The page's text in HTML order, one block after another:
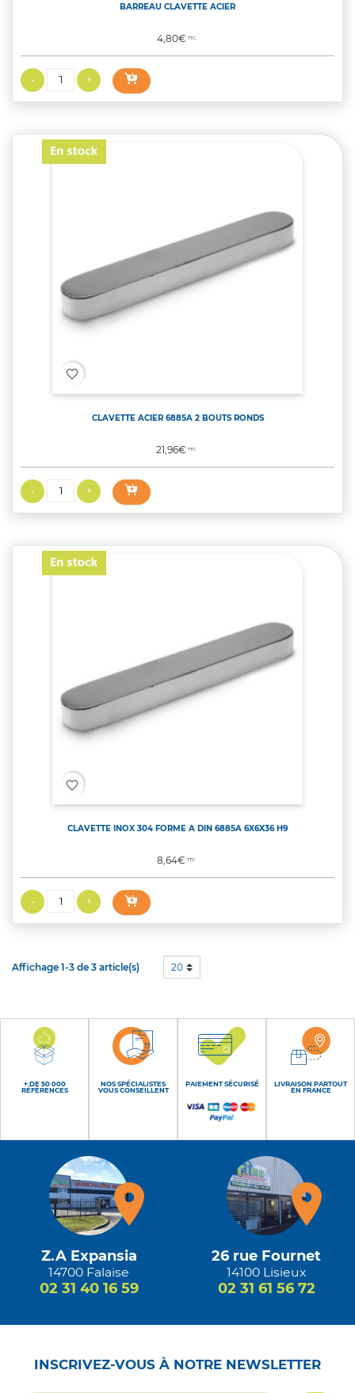
BARREAU CLAVETTE ACIER
Prix
4,80€TTC
favorite_border
CLAVETTE ACIER 6885A 2 BOUTS RONDS
Prix
21,96€TTC
favorite_border
CLAVETTE INOX 304 FORME A DIN 6885A 6X6X36 H9
Prix
8,64€TTC
Affichage 1-3 de 3 article(s) 20
+ DE 50 000
RÉFÉRENCES
NOS SPÉCIALISTES
VOUS CONSEILLENT
PAIEMENT SÉCURISÉ
LIVRAISON PARTOUT
EN FRANCE
Z.A Expansia
14700 Falaise
02 31 40 16 59
26 rue Fournet
14100 Lisieux
02 31 61 56 72
INSCRIVEZ-VOUS À NOTRE NEWSLETTER